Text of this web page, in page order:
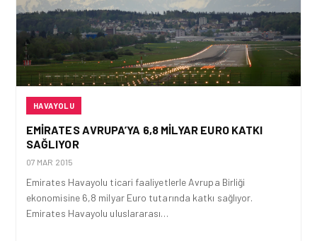
HAVAYOLU
EMIRATES AVRUPA’YA 6,8 MILYAR EURO KATKI
SAĞLIYOR
07 MAR 2015
Emirates Havayolu ticari faaliyetlerle Avrupa Birliği
ekonomisine 6,8 milyar Euro tutarında katkı sağlıyor.
Emirates Havayolu uluslararası…